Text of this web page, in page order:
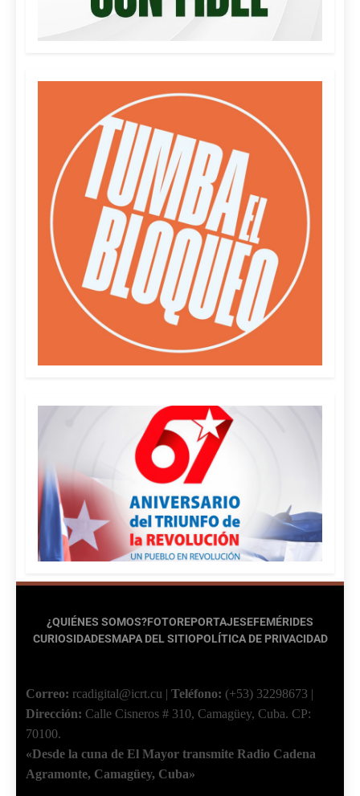
¿QUIÉNES SOMOS?FOTOREPORTAJESEFEMÉRIDES
CURIOSIDADESMAPA DEL SITIOPOLÍTICA DE PRIVACIDAD
Correo: rcadigital@icrt.cu | Teléfono: (+53) 32298673 |
Dirección: Calle Cisneros # 310, Camagüey, Cuba. CP:
70100.
«Desde la cuna de El Mayor transmite Radio Cadena
Agramonte, Camagüey, Cuba»